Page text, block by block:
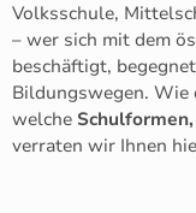
Volksschule,
– wer sich mit dem
beschäftigt,
Bildungswegen. Wie
welche
verraten wir Ihnen